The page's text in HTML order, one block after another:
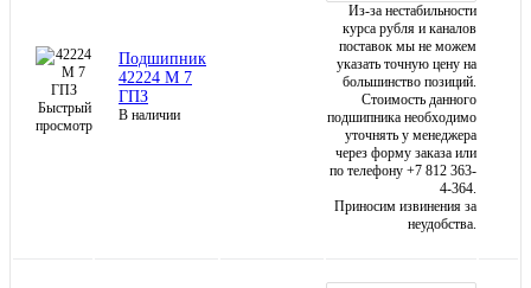
Быстрый
просмотр
Подшипник
42224 М 7
ГПЗ
В наличии
Из-за нестабильности
курса рубля и каналов
поставок мы не можем
указать точную цену на
большинство позиций.
Стоимость данного
подшипника необходимо
уточнять у менеджера
через форму заказа или
по телефону +7 812 363-
4-364.
Приносим извинения за
неудобства.